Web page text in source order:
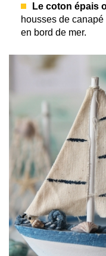
Le coton épais
housses de
en bord de mer.